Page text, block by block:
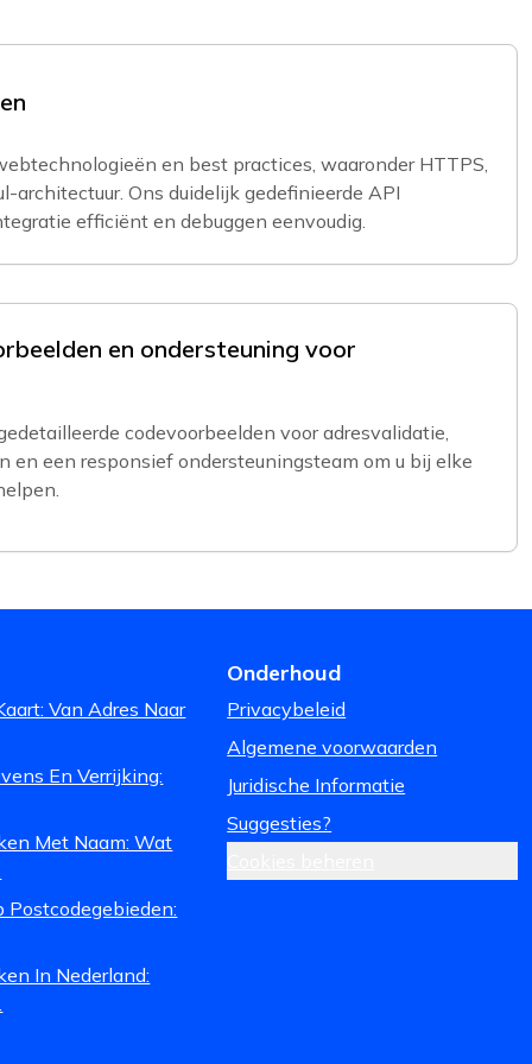
en best practices, waaronder HTTPS,
architectuur. Ons duidelijk gedefinieerde API
efficiënt en debuggen eenvoudig.
en ondersteuning voor
codevoorbeelden voor adresvalidatie,
en een responsief ondersteuningsteam om u bij elke
Van Adres Naar
En Verrijking:
Met Naam: Wat
Postcodegebieden:
In Nederland:
Onderhoud
Privacybeleid
Algemene voorwaarden
Juridische Informatie
Suggesties?